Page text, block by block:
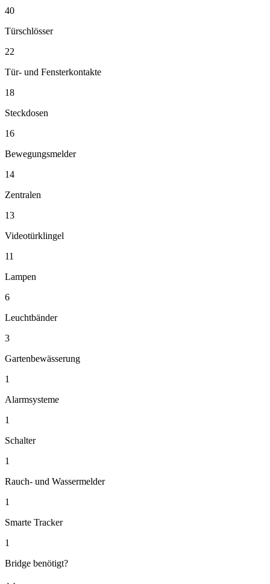
40
Türschlösser
22
Tür- und Fensterkontakte
18
Steckdosen
16
Bewegungsmelder
14
Zentralen
13
Videotürklingel
11
Lampen
6
Leuchtbänder
3
Gartenbewässerung
1
Alarmsysteme
1
Schalter
1
Rauch- und Wassermelder
1
Smarte Tracker
1
Bridge benötigt?